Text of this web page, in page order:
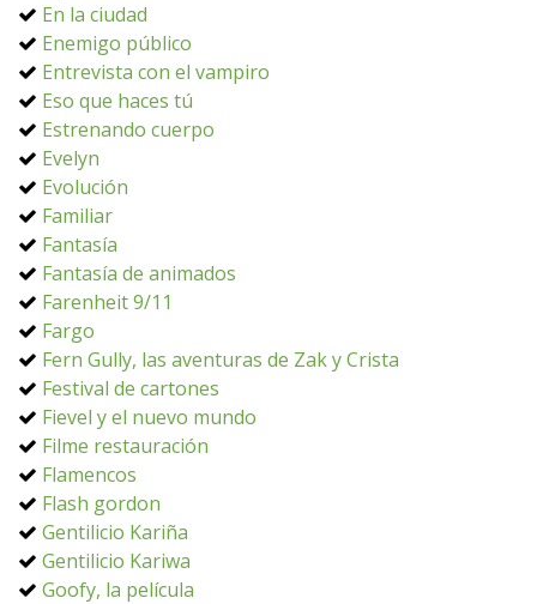
En la ciudad
Enemigo público
Entrevista con el vampiro
Eso que haces tú
Estrenando cuerpo
Evelyn
Evolución
Familiar
Fantasía
Fantasía de animados
Farenheit 9/11
Fargo
Fern Gully, las aventuras de Zak y Crista
Festival de cartones
Fievel y el nuevo mundo
Filme restauración
Flamencos
Flash gordon
Gentilicio Kariña
Gentilicio Kariwa
Goofy, la película